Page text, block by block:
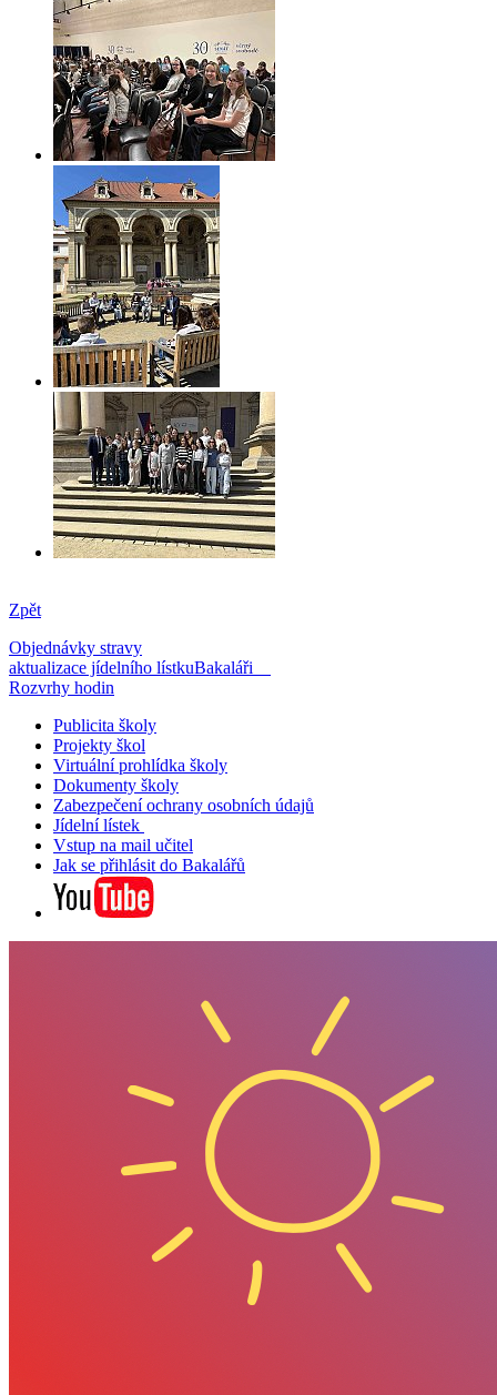
Zpět
Objednávky stravy
aktualizace jídelního lístkuBakaláři
Rozvrhy hodin
Publicita školy
Projekty škol
Virtuální prohlídka školy
Dokumenty školy
Zabezpečení ochrany osobních údajů
Jídelní lístek
Vstup na mail učitel
Jak se přihlásit do Bakalářů